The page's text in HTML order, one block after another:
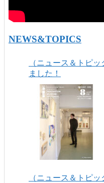
NEWS&TOPICS
（ニュース＆トピ
ました！
（ニュース＆トピ